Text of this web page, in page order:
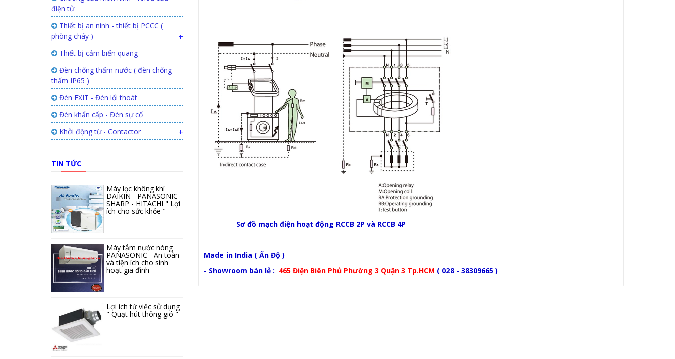
Sơ đồ mạch điện hoạt động RCCB 2P và RCCB 4P
Made in India ( Ấn Độ )
- Showroom bán lẻ : 465 Điện Biên Phủ Phường 3 Quận 3 Tp.HCM ( 028 - 38309665 )
điện tử
Thiết bị an ninh - thiết bị PCCC (
phòng cháy )
+
Thiết bị cảm biến quang
Đèn chống thấm nước ( đèn chống
thấm IP65 )
Đèn EXIT - Đèn lối thoát
Đèn khẩn cấp - Đèn sự cố
Khởi động từ - Contactor
+
TIN TỨC
Máy lọc không khí
DAIKIN - PANASONIC -
SHARP - HITACHI " Lợi
ích cho sức khỏe "
Máy tắm nước nóng
PANASONIC - An toàn
và tiện ích cho sinh
hoạt gia đình
Lợi ích từ việc sử dụng
" Quạt hút thông gió "